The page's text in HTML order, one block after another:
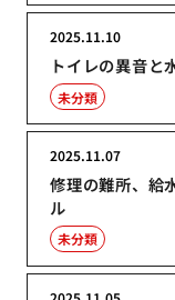
トイレの異音と
2025.11.10
未分類
修理の難所、給
ル
2025.11.07
未分類